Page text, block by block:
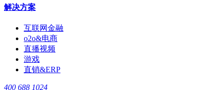
解决方案
互联网金融
o2o&电商
直播视频
游戏
直销&ERP
400 688 1024